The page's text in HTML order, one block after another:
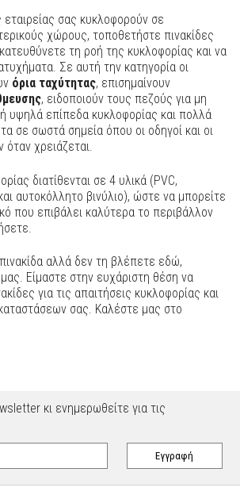
εταιρείας σας κυκλοφορούν σε
χώρους, τοποθετήστε πινακίδες
τη ροή της κυκλοφορίας και να
Σε αυτή την κατηγορία οι
όρια ταχύτητας, επισημαίνουν
, ειδοποιούν τους πεζούς για μη
υψηλά επίπεδα κυκλοφορίας και πολλά
σε σωστά σημεία όπου οι οδηγοί και οι
χρειάζεται.
διατίθενται σε 4 υλικά (PVC,
αυτοκόλλητο βινύλιο), ώστε να μπορείτε
που επιβάλει καλύτερα το περιβάλλον
αλλά δεν τη βλέπετε εδώ,
Είμαστε στην ευχάριστη θέση να
για τις απαιτήσεις κυκλοφορίας και
σας. Καλέστε μας στο
κι ενημερωθείτε για τις